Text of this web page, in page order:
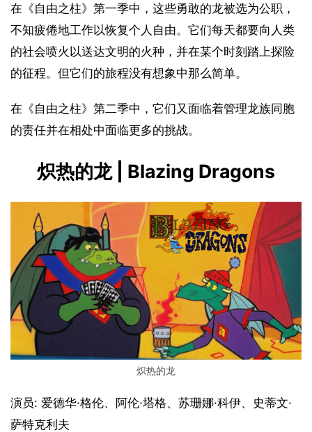
在《自由之柱》第一季中，这些勇敢的龙被选为公职，
不知疲倦地工作以恢复个人自由。它们每天都要向人类
的社会喷火以送达文明的火种，并在某个时刻踏上探险
的征程。但它们的旅程没有想象中那么简单。
在《自由之柱》第二季中，它们又面临着管理龙族同胞
的责任并在相处中面临更多的挑战。
炽热的龙 | Blazing Dragons
炽热的龙
演员: 爱德华·格伦、阿伦·塔格、苏珊娜·科伊、史蒂文·
萨特克利夫